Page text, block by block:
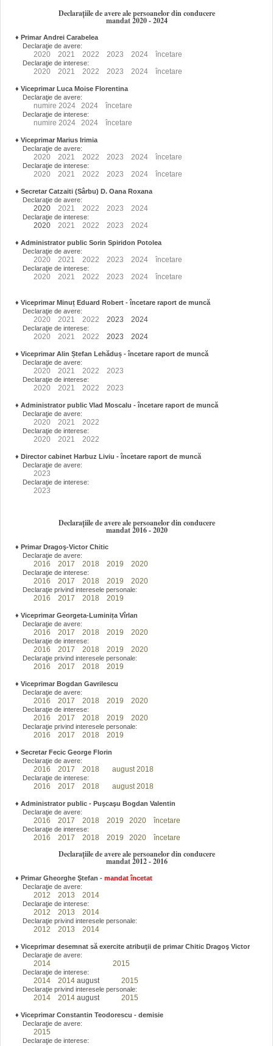
Declarațiile de avere ale persoanelor din conducere
mandat 2020 - 2024
♦ Primar Andrei Carabelea
Declaraţie de avere:
2020 2021 2022 2023 2024 încetare
Declaraţie de interese:
2020 2021 2022 2023 2024 încetare
♦ Viceprimar Luca Moise Florentina
Declaraţie de avere:
numire 2024 2024 încetare
Declaraţie de interese:
numire 2024 2024 încetare
♦ Viceprimar Marius Irimia
Declaraţie de avere:
2020 2021 2022 2023 2024 încetare
Declaraţie de interese:
2020 2021 2022 2023 2024 încetare
♦ Secretar Catzaiti (Sârbu) D. Oana Roxana
Declaraţie de avere:
2020 2021 2022 2023 2024
Declaraţie de interese:
2020 2021 2022 2023 2024
♦ Administrator public Sorin Spiridon Potolea
Declaraţie de avere:
2020 2021 2022 2023 2024 încetare
Declaraţie de interese:
2020 2021 2022 2023 2024 încetare
♦ Viceprimar Minuț Eduard Robert - încetare raport de muncă
Declaraţie de avere:
2020 2021 2022 2023 2024
Declaraţie de interese:
2020 2021 2022 2023 2024
♦ Viceprimar Alin Ștefan Lehăduș - încetare raport de muncă
Declaraţie de avere:
2020 2021 2022 2023
Declaraţie de interese:
2020 2021 2022 2023
♦ Administrator public Vlad Moscalu - încetare raport de muncă
Declaraţie de avere:
2020 2021 2022
Declaraţie de interese:
2020 2021 2022
♦ Director cabinet Harbuz Liviu - încetare raport de muncă
Declaraţie de avere:
2023
Declaraţie de interese:
2023
Declarațiile de avere ale persoanelor din conducere
mandat 2016 - 2020
♦ Primar Dragoş-Victor Chitic
Declaraţie de avere:
2016 2017 2018 2019 2020
Declaraţie de interese:
2016 2017 2018 2019 2020
Declaraţie privind interesele personale:
2016 2017 2018 2019
♦ Viceprimar Georgeta-Luminița Vîrlan
Declaraţie de avere:
2016 2017 2018 2019 2020
Declaraţie de interese:
2016 2017 2018 2019 2020
Declaraţie privind interesele personale:
2016 2017 2018 2019
♦ Viceprimar Bogdan Gavrilescu
Declaraţie de avere:
2016 2017 2018 2019 2020
Declaraţie de interese:
2016 2017 2018 2019 2020
Declaraţie privind interesele personale:
2016 2017 2018 2019
♦ Secretar Fecic George Florin
Declaraţie de avere:
2016 2017 2018 august 2018
Declaraţie de interese:
2016 2017 2018 august 2018
♦ Administrator public - Puşcaşu Bogdan Valentin
Declaraţie de avere:
2016 2017 2018 2019 2020 încetare
Declaraţie de interese:
2016 2017 2018 2019 2020 încetare
Declarațiile de avere ale persoanelor din conducere
mandat 2012 - 2016
♦ Primar Gheorghe Ştefan - mandat încetat
Declaraţie de avere:
2012 2013 2014
Declaraţie de interese:
2012 2013 2014
Declaraţie privind interesele personale:
2012 2013 2014
♦ Viceprimar desemnat să exercite atribuţii de primar Chitic Dragoş Victor
Declaraţie de avere:
2014 2015
Declaraţie de interese:
2014 2014 august 2015
Declaraţie privind interesele personale:
2014 2014 august 2015
♦ Viceprimar Constantin Teodorescu - demisie
Declaraţie de avere:
2015
Declaraţie de interese: